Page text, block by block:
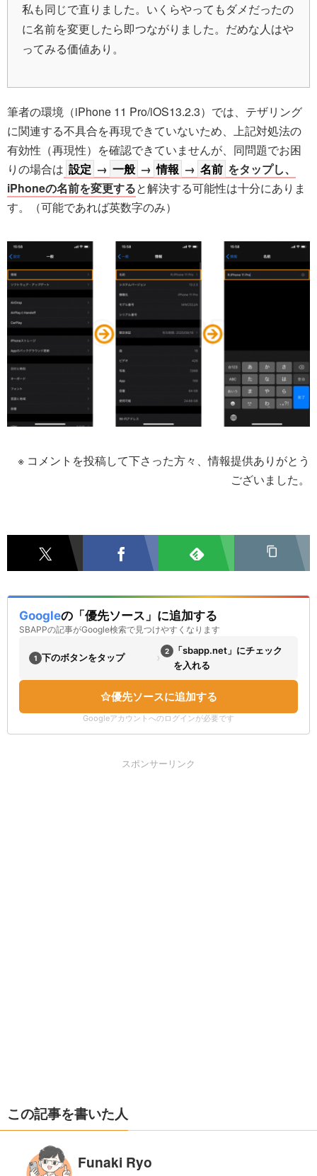
私も同じで直りました。いくらやってもダメだったの
に名前を変更したら即つながりました。だめな人はや
ってみる価値あり。
筆者の環境（iPhone 11 Pro/iOS13.2.3）では、テザリング
に関連する不具合を再現できていないため、上記対処法の
有効性（再現性）を確認できていませんが、同問題でお困
りの場合は 設定 → 一般 → 情報 → 名前 をタップし、
iPhoneの名前を変更すると解決する可能性は十分にありま
す。（可能であれば英数字のみ）
※ コメントを投稿して下さった方々、情報提供ありがとう
ございました。
Googleの「優先ソース」に追加する
SBAPPの記事がGoogle検索で見つけやすくなります
1 下のボタンをタップ › 2
「sbapp.net」にチェック
を入れる
優先ソースに追加する
Googleアカウントへのログインが必要です
スポンサーリンク
この記事を書いた人
Funaki Ryo